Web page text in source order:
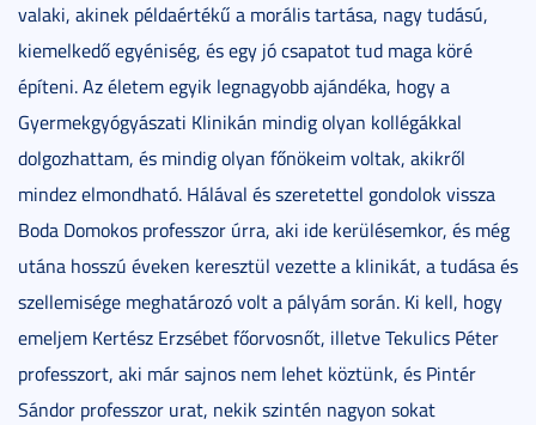
valaki, akinek példaértékű a morális tartása, nagy tudású,
kiemelkedő egyéniség, és egy jó csapatot tud maga köré
építeni. Az életem egyik legnagyobb ajándéka, hogy a
Gyermekgyógyászati Klinikán mindig olyan kollégákkal
dolgozhattam, és mindig olyan főnökeim voltak, akikről
mindez elmondható. Hálával és szeretettel gondolok vissza
Boda Domokos professzor úrra, aki ide kerülésemkor, és még
utána hosszú éveken keresztül vezette a klinikát, a tudása és
szellemisége meghatározó volt a pályám során. Ki kell, hogy
emeljem Kertész Erzsébet főorvosnőt, illetve Tekulics Péter
professzort, aki már sajnos nem lehet köztünk, és Pintér
Sándor professzor urat, nekik szintén nagyon sokat